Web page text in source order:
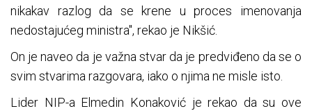
nikakav razlog da se krene u proces imenovanja
nedostajućeg ministra", rekao je Nikšić.
On je naveo da je važna stvar da je predviđeno da se o
svim stvarima razgovara, iako o njima ne misle isto.
Lider NIP-a Elmedin Konaković je rekao da su ove